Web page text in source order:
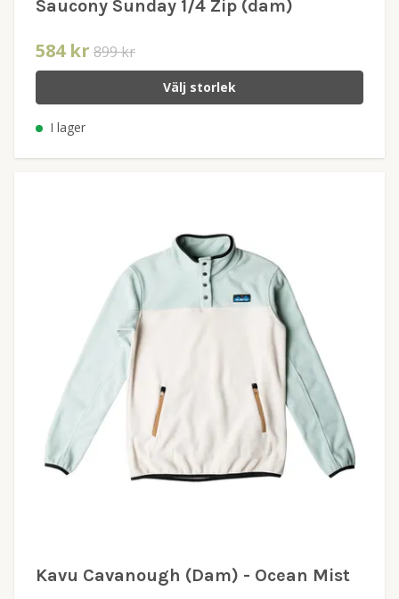
Saucony Sunday 1/4 Zip (dam)
584 kr 899 kr
Välj storlek
I lager
Kavu Cavanough (Dam) - Ocean Mist